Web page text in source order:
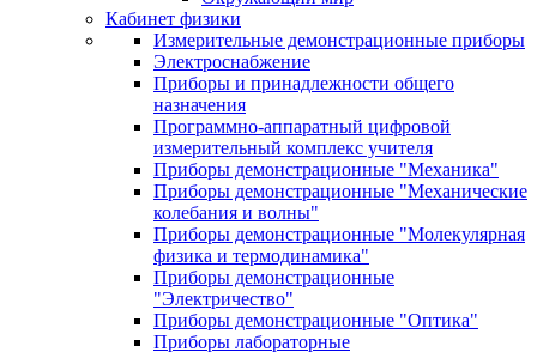
Кабинет физики
Измерительные демонстрационные приборы
Электроснабжение
Приборы и принадлежности общего
назначения
Программно-аппаратный цифровой
измерительный комплекс учителя
Приборы демонстрационные "Механика"
Приборы демонстрационные "Механические
колебания и волны"
Приборы демонстрационные "Молекулярная
физика и термодинамика"
Приборы демонстрационные
"Электричество"
Приборы демонстрационные "Оптика"
Приборы лабораторные